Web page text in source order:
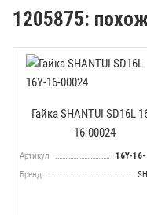
1205875:
Гайка SHANTUI SD16L
16-00024
Артикул
16Y-
Бренд